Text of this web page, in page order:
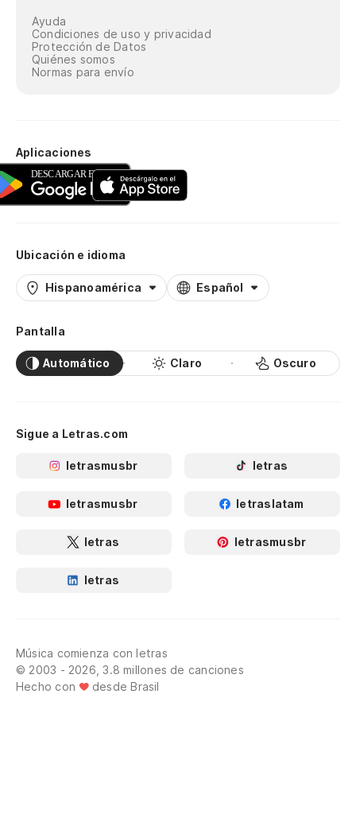
Ayuda
Condiciones de uso y privacidad
Protección de Datos
Quiénes somos
Normas para envío
Aplicaciones
Ubicación e idioma
Hispanoamérica Español
Pantalla
Automático Claro Oscuro
Sigue a Letras.com
letrasmusbr letras
letrasmusbr letraslatam
letras letrasmusbr
letras
Música comienza con letras
© 2003 - 2026, 3.8 millones de canciones
Hecho con
desde Brasil